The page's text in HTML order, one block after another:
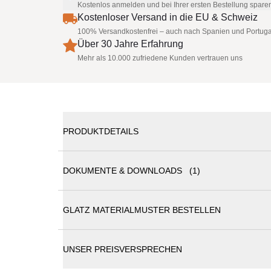
Kostenlos anmelden und bei Ihrer ersten Bestellung
Kostenloser Versand in die EU & Schweiz
100% Versandkostenfrei – auch nach Spanien und
Über 30 Jahre Erfahrung
Mehr als 10.000 zufriedene Kunden vertrauen uns
PRODUKTDETAILS
Umdrehungen lässt er sich mühelos öffnen und
DOKUMENTE & DOWNLOADS (1)
GLATZ MATERIALMUSTER BESTELLEN
UNSER PREISVERSPRECHEN